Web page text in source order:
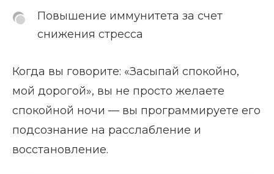
Повышение иммунитета за счет
снижения стресса
Когда вы говорите: «Засыпай спокойно,
мой дорогой», вы не просто желаете
спокойной ночи — вы программируете его
подсознание на расслабление и
восстановление.